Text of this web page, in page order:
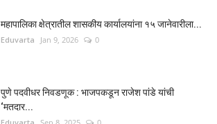
महापालिका क्षेत्रातील शासकीय कार्यालयांना १५ जानेवारीला...
Eduvarta Jan 9, 2026 0
पुणे पदवीधर निवडणूक : भाजपकडून राजेश पांडे यांची
‘मतदार...